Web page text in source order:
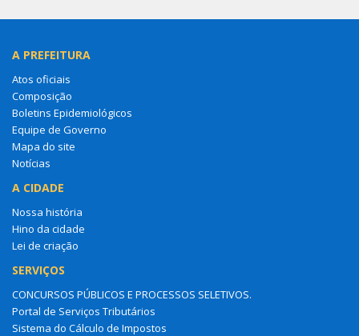
A PREFEITURA
Atos oficiais
Composição
Boletins Epidemiológicos
Equipe de Governo
Mapa do site
Notícias
A CIDADE
Nossa história
Hino da cidade
Lei de criação
SERVIÇOS
CONCURSOS PÚBLICOS E PROCESSOS SELETIVOS.
Portal de Serviços Tributários
Sistema do Cálculo de Impostos